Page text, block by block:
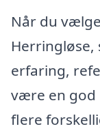
Når du
Herringløse,
erfaring,
være en god
flere